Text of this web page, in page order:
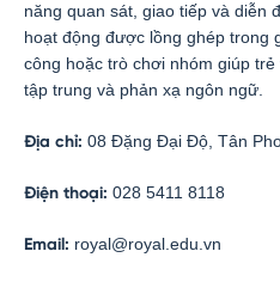
năng quan sát, giao tiếp và diễn
hoạt động được lồng ghép trong
công hoặc trò chơi nhóm giúp
tập trung và phản xạ ngôn ngữ.
Địa chỉ: 08 Đặng Đại Độ, Tân
Điện thoại: 028 5411 8118
Email: royal@royal.edu.vn